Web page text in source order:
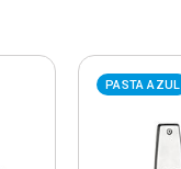
PASTA AZUL